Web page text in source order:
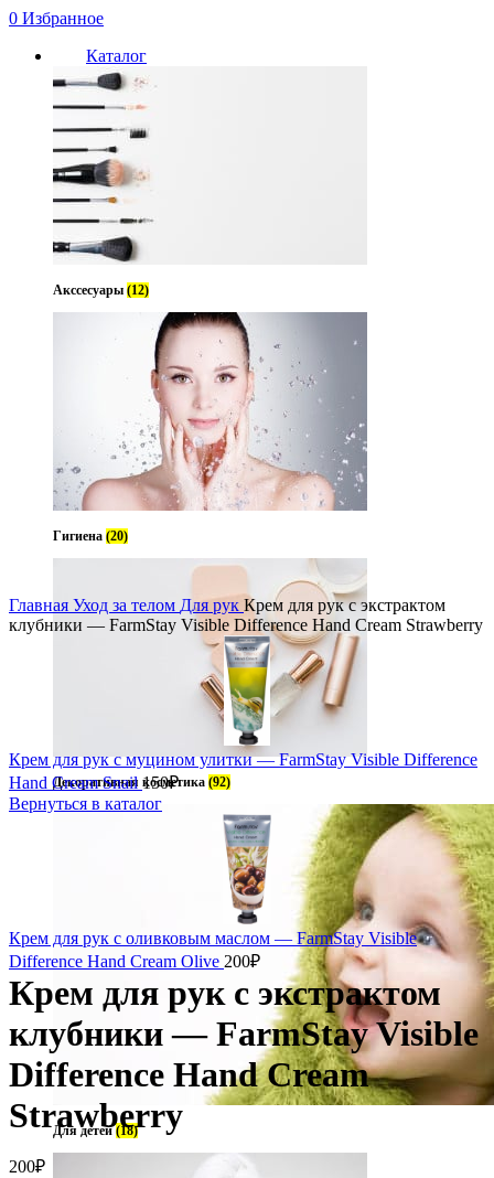
0 Избранное
Каталог
Акссесуары (12)
Гигиена (20)
Декоративная косметика (92)
Для детей(18)
Главная Уход за телом Для рук Крем для рук с экстрактом
клубники — FarmStay Visible Difference Hand Cream Strawberry
Крем для рук с муцином улитки — FarmStay Visible Difference
Hand Cream Snail 150₽
Вернуться в каталог
Крем для рук с оливковым маслом — FarmStay Visible
Difference Hand Cream Olive 200₽
Крем для рук с экстрактом
клубники — FarmStay Visible
Difference Hand Cream
Strawberry
200₽